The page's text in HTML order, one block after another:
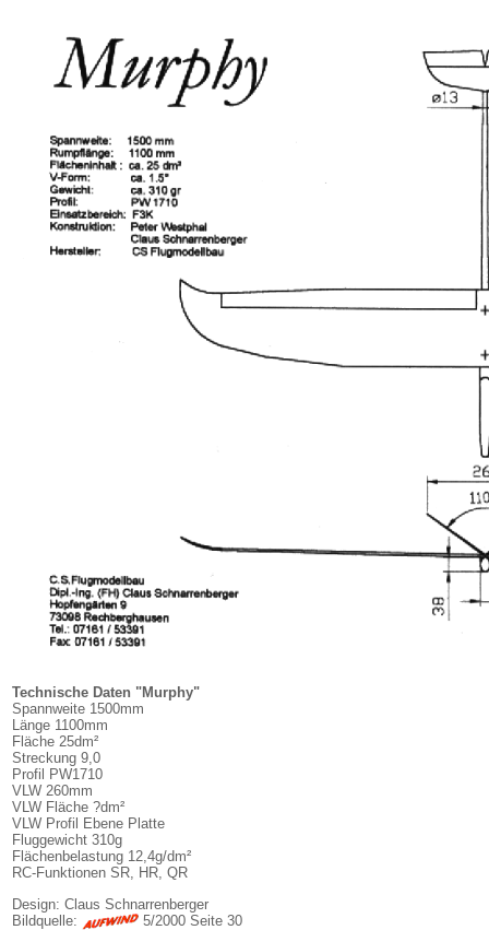
Technische Daten "Murphy"
Spannweite 1500mm
Länge 1100mm
Fläche 25dm²
Streckung 9,0
Profil PW1710
VLW 260mm
VLW Fläche ?dm²
VLW Profil Ebene Platte
Fluggewicht 310g
Flächenbelastung 12,4g/dm²
RC-Funktionen SR, HR, QR
Design: Claus Schnarrenberger
Bildquelle:
5/2000 Seite 30